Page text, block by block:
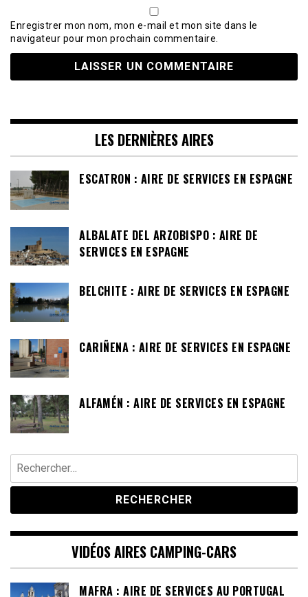
Enregistrer mon nom, mon e-mail et mon site dans le
navigateur pour mon prochain commentaire.
LES DERNIÈRES AIRES
ESCATRON : AIRE DE SERVICES EN ESPAGNE
ALBALATE DEL ARZOBISPO : AIRE DE
SERVICES EN ESPAGNE
BELCHITE : AIRE DE SERVICES EN ESPAGNE
CARIÑENA : AIRE DE SERVICES EN ESPAGNE
ALFAMÉN : AIRE DE SERVICES EN ESPAGNE
Rechercher :
VIDÉOS AIRES CAMPING-CARS
MAFRA : AIRE DE SERVICES AU PORTUGAL